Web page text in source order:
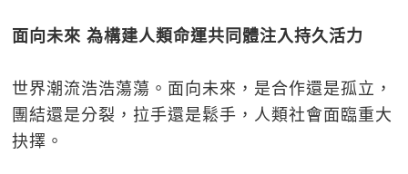
面向未來 為構建人類命運共同體注入持久活力
世界潮流浩浩蕩蕩。面向未來，是合作還是孤立，
團結還是分裂，拉手還是鬆手，人類社會面臨重大
抉擇。